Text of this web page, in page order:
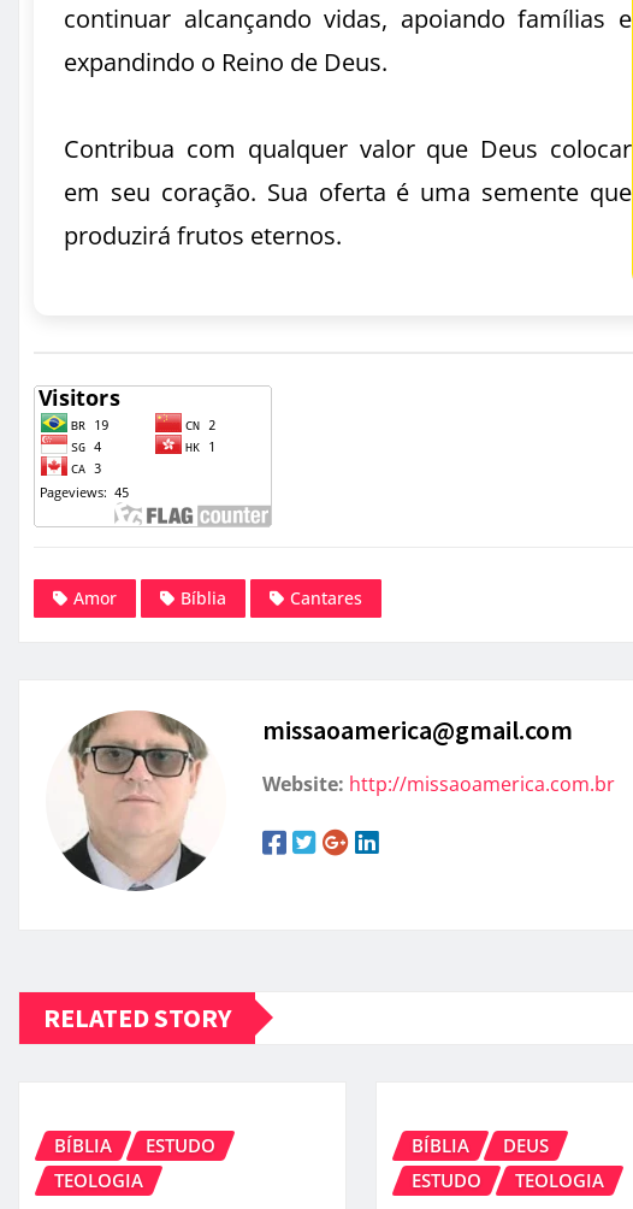
continuar alcançando vidas, apoiando famílias e
expandindo o Reino de Deus.
Contribua com qualquer valor que Deus colocar
em seu coração. Sua oferta é uma semente que
produzirá frutos eternos.
Amor Bíblia Cantares
missaoamerica@gmail.com
Website: http://missaoamerica.com.br
RELATED STORY
BÍBLIA
ESTUDO
TEOLOGIA
BÍBLIA
DEUS
ESTUDO
TEOLOGIA